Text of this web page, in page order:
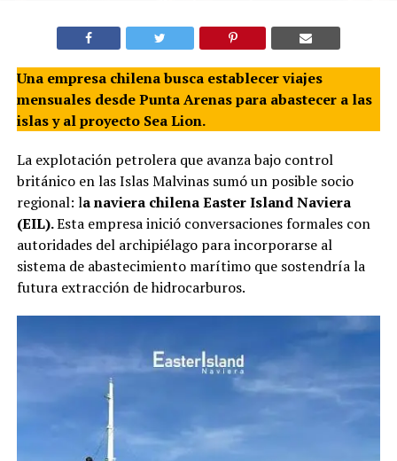
Una empresa chilena busca establecer viajes
mensuales desde Punta Arenas para abastecer a las
islas y al proyecto Sea Lion.
La explotación petrolera que avanza bajo control
británico en las Islas Malvinas sumó un posible socio
regional: la naviera chilena Easter Island Naviera
(EIL).Esta empresa inició conversaciones formales con
autoridades del archipiélago para incorporarse al
sistema de abastecimiento marítimo que sostendría la
futura extracción de hidrocarburos.